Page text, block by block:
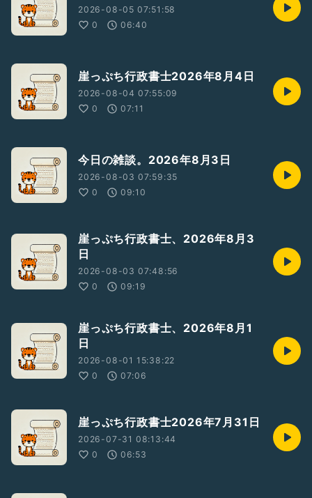
2026-08-05 07:51:58
0
06:40
崖っぷち行政書士2026年8月4日
2026-08-04 07:55:09
0
07:11
今日の雑談。2026年8月3日
2026-08-03 07:59:35
0
09:10
崖っぷち行政書士、2026年8月3
日
2026-08-03 07:48:56
0
09:19
崖っぷち行政書士、2026年8月1
日
2026-08-01 15:38:22
0
07:06
崖っぷち行政書士2026年7月31日
2026-07-31 08:13:44
0
06:53